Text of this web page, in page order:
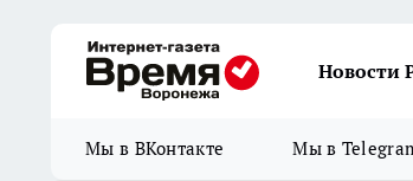
Новости
Мы в ВКонтакте Мы в